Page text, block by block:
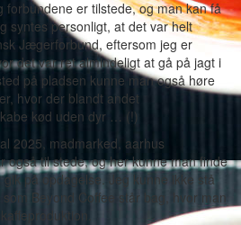
forbundene er tilstede, og man kan få
syntes personligt, at det var helt
Jægerforbund, eftersom jeg er
det var ret almindeligt at gå på jagt i
på pladsen kunne man også høre
hvor der blandt andet
kød uden dyr … (!)
også til stede, og her kunne man finde
på opdagelse. Jeg kunne ikke stå
Beyond Coffee står bag, hvor man